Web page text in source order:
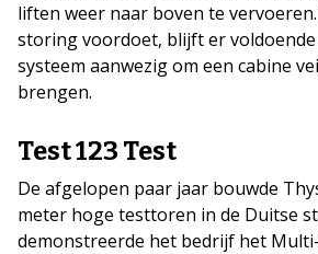
liften weer naar boven te vervoeren.
storing voordoet, blijft er
systeem aanwezig om een cabine
brengen.
Test 123 Test
De afgelopen paar jaar bouwde
meter hoge testtoren in de Duitse
demonstreerde het bedrijf het